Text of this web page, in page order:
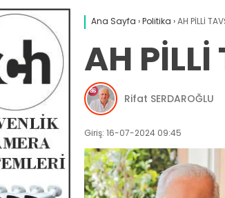
Ana Sayfa ›Politika ›AH PİLLİ
AH
Rifat SERDAROĞLU
Giriş: 16-07-2024 09:45